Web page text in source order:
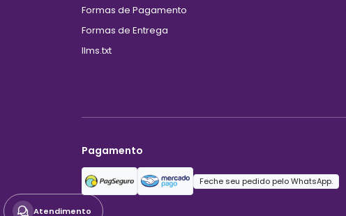
Atendimento
Formas de Pagamento
Formas de Entrega
llms.txt
Pagamento
Feche seu pedido pelo WhatsApp.